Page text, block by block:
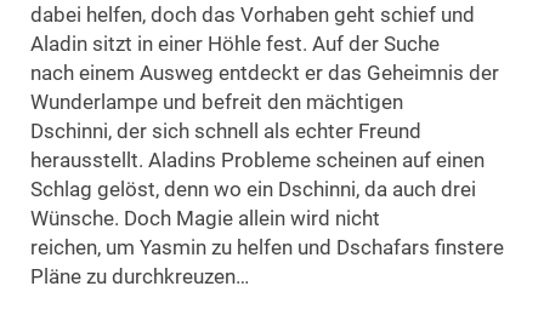
dabei helfen, doch das Vorhaben geht schief und
Aladin sitzt in einer Höhle fest. Auf der Suche
nach einem Ausweg entdeckt er das Geheimnis der
Wunderlampe und befreit den mächtigen
Dschinni, der sich schnell als echter Freund
herausstellt. Aladins Probleme scheinen auf einen
Schlag gelöst, denn wo ein Dschinni, da auch drei
Wünsche. Doch Magie allein wird nicht
reichen, um Yasmin zu helfen und Dschafars finstere
Pläne zu durchkreuzen…